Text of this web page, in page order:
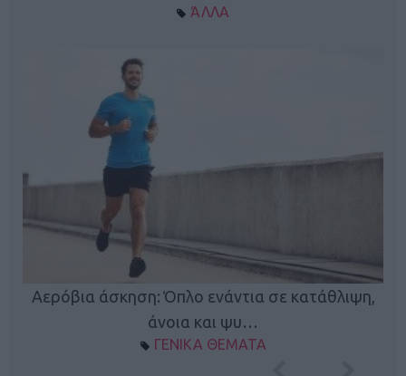
ΆΛΛΑ
Αερόβια άσκηση: Όπλο ενάντια σε κατάθλιψη,
άνοια και ψυ…
ΓΕΝΙΚΑ ΘΕΜΑΤΑ